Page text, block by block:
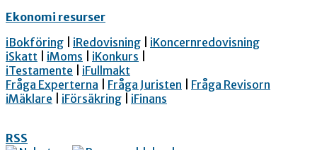
Ekonomi resurser
iBokföring
iRedovisning
iKoncernredovisning
iSkatt
iMoms iKonkurs
iTestamente
iFullmakt
Fråga Experterna
Fråga Juristen
Fråga Revisorn
iMäklare
iFörsäkring iFinans
RSS